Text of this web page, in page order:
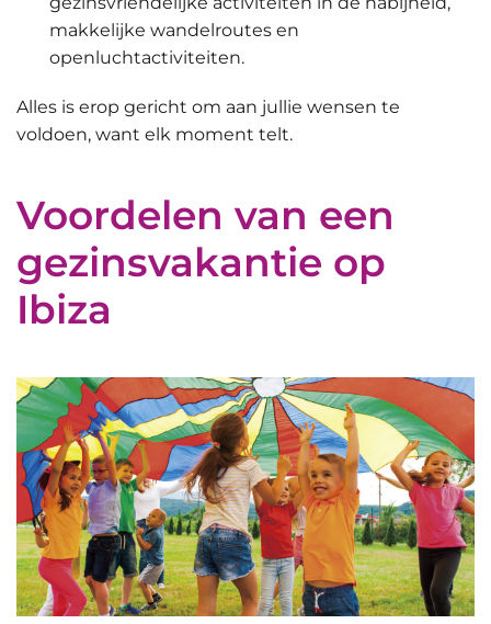
makkelijke wandelroutes en
openluchtactiviteiten.
Alles is erop gericht om aan jullie wensen te
voldoen, want elk moment telt.
Voordelen van een
gezinsvakantie op
Ibiza